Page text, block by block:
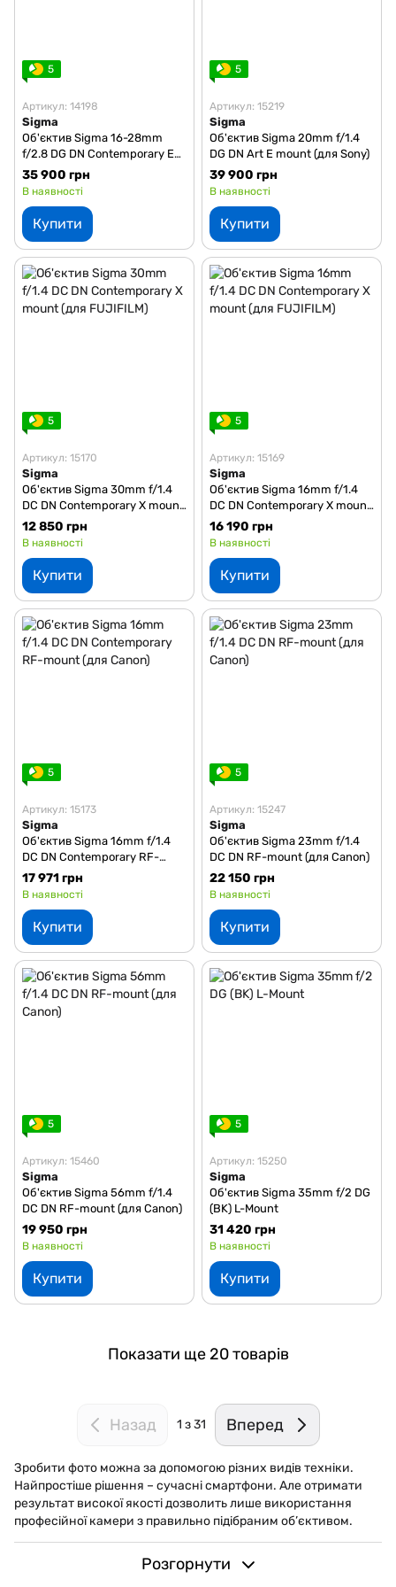
5
Артикул: 14198
Sigma
Об'єктив Sigma 16-28mm
f/2.8 DG DN Contemporary E
mount (для Sony)
35 900 грн
В наявності
Купити
5
Артикул: 15219
Sigma
Об'єктив Sigma 20mm f/1.4
DG DN Art E mount (для Sony)
39 900 грн
В наявності
Купити
5
Артикул: 15170
Sigma
Об'єктив Sigma 30mm f/1.4
DC DN Contemporary X mount
(для FUJIFILM)
12 850 грн
В наявності
Купити
5
Артикул: 15169
Sigma
Об'єктив Sigma 16mm f/1.4
DC DN Contemporary X mount
(для FUJIFILM)
16 190 грн
В наявності
Купити
5
Артикул: 15173
Sigma
Об'єктив Sigma 16mm f/1.4
DC DN Contemporary RF-
mount (для Canon)
17 971 грн
В наявності
Купити
5
Артикул: 15247
Sigma
Об'єктив Sigma 23mm f/1.4
DC DN RF-mount (для Canon)
22 150 грн
В наявності
Купити
5
Артикул: 15460
Sigma
Об'єктив Sigma 56mm f/1.4
DC DN RF-mount (для Canon)
19 950 грн
В наявності
Купити
5
Артикул: 15250
Sigma
Об'єктив Sigma 35mm f/2 DG
(BK) L-Mount
31 420 грн
В наявності
Купити
Показати ще 20 товарів
Назад 1 з 31 Вперед
Зробити фото можна за допомогою різних видів техніки.
Найпростіше рішення – сучасні смартфони. Але отримати
результат високої якості дозволить лише використання
професійної камери з правильно підібраним об’єктивом.
Вас також може зацікавити:
Розгорнути